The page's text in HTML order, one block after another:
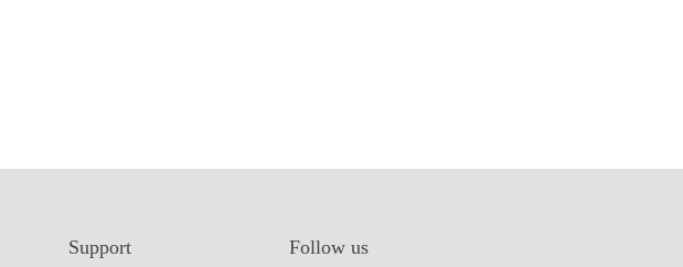
Support Follow us